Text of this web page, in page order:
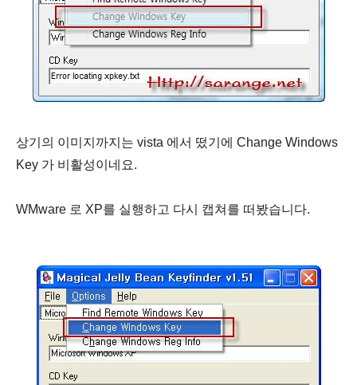
상기의 이미지까지는 vista 에서 떴기에 Change Windows
Key 가 비활성이네요.
WMware 로 XP를 실행하고 다시 캡쳐를 떠봤습니다.